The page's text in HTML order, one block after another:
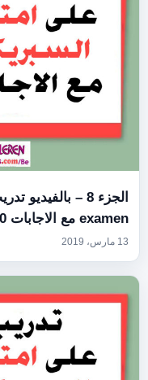
examen مع الاجابات 2020
13 مارس، 2019